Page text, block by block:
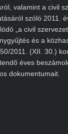
valamint a civil
szóló 2011.
„a civil
és a
2011. (XII. 30.)
éves
dokumentumait.